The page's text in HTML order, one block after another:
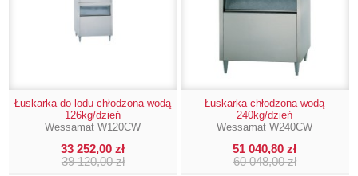
Łuskarka do lodu chłodzona wodą
126kg/dzień
Wessamat W120CW
33 252,00 zł
39 120,00 zł
Łuskarka chłodzona wodą
240kg/dzień
Wessamat W240CW
51 040,80 zł
60 048,00 zł